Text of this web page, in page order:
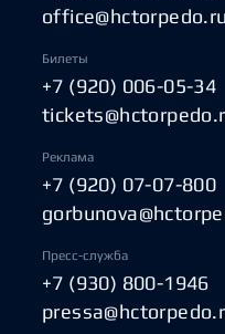
office@hctorpedo.ru
Билеты
+7 (920) 006-05-34
Реклама
+7 (920) 07-07-800
Пресс-служба
+7 (930) 800-1946